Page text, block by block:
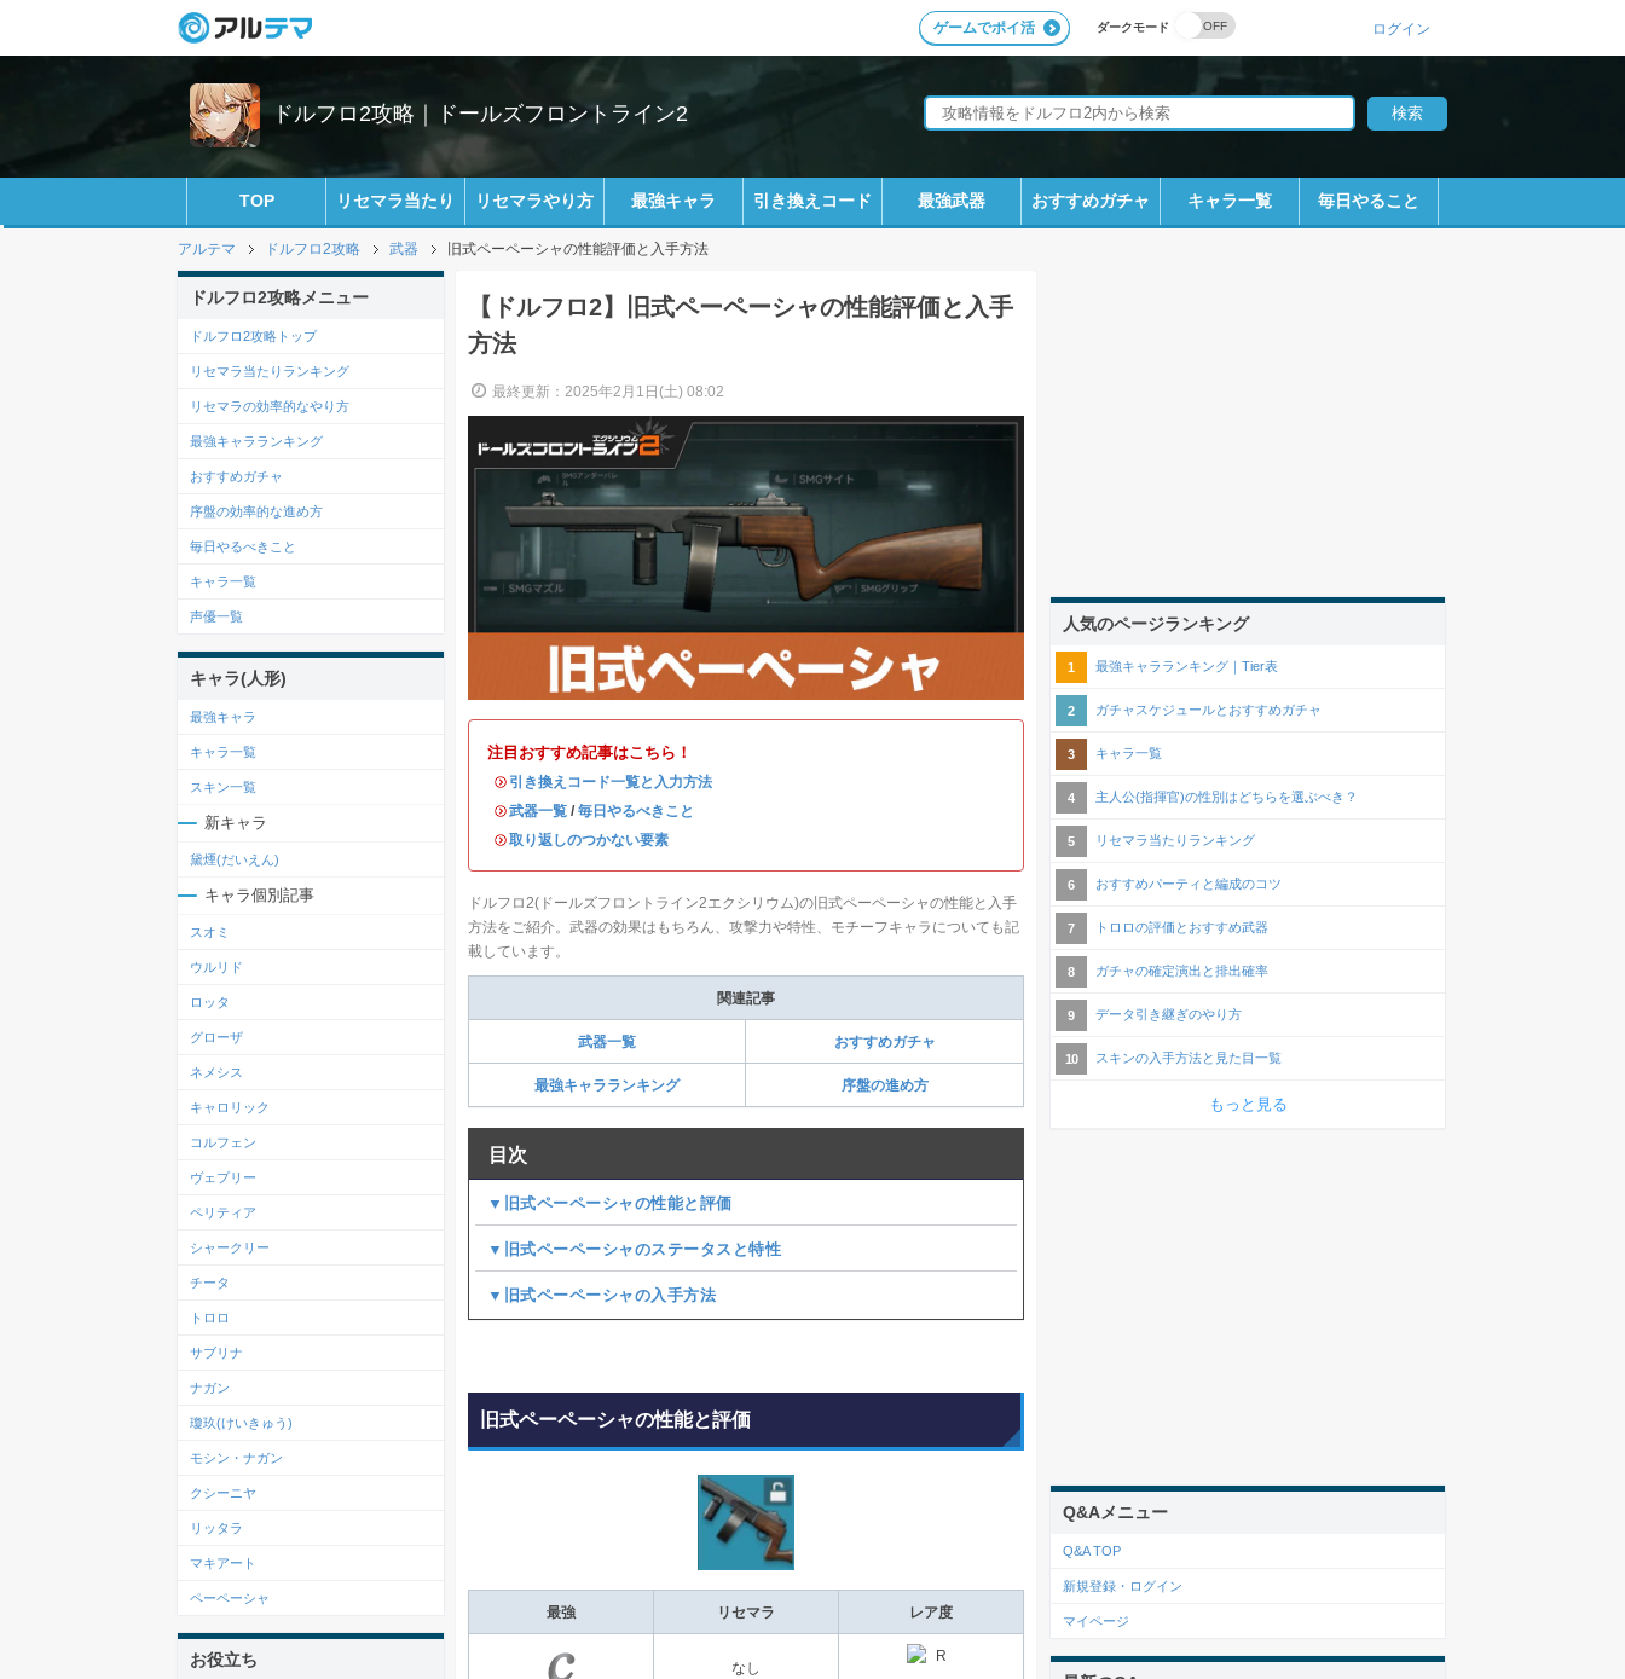
ダークモード
ゲームでポイ活 ログイン
ドルフロ2攻略｜ドールズフロントライン2
TOP リセマラ当たり リセマラやり方 最強キャラ 引き換えコード 最強武器 おすすめガチャ キャラ一覧 毎日やること
アルテマ ドルフロ2攻略 武器 旧式ペーペーシャの性能評価と入手方法
【ドルフロ2】旧式ペーペーシャの性能評価と入手
方法
最終更新：2025年2月1日(土) 08:02
注目おすすめ記事はこちら！
・ 引き換えコード一覧と入力方法
・武器一覧 / 毎日やるべきこと
・取り返しのつかない要素
ドルフロ2(ドールズフロントライン2エクシリウム)の旧式ペーペーシャの性能と入手
方法をご紹介。武器の効果はもちろん、攻撃力や特性、モチーフキャラについても記
載しています。
関連記事
武器一覧 おすすめガチャ
最強キャラランキング 序盤の進め方
目次
▼旧式ペーペーシャの性能と評価
▼旧式ペーペーシャのステータスと特性
▼旧式ペーペーシャの入手方法
旧式ペーペーシャの性能と評価
最強 リセマラ レア度
なし
ドルフロ2攻略メニュー
ドルフロ2攻略トップ
リセマラ当たりランキング
リセマラの効率的なやり方
最強キャラランキング
おすすめガチャ
序盤の効率的な進め方
毎日やるべきこと
キャラ一覧
声優一覧
キャラ(人形)
最強キャラ
キャラ一覧
スキン一覧
新キャラ
黛煙(だいえん)
キャラ個別記事
スオミ
ウルリド
ロッタ
グローザ
ネメシス
キャロリック
コルフェン
ヴェプリー
ペリティア
シャークリー
チータ
トロロ
サブリナ
ナガン
瓊玖(けいきゅう)
モシン・ナガン
クシーニヤ
リッタラ
マキアート
ペーペーシャ
お役立ち
人気のページランキング
最強キャラランキング｜Tier表
ガチャスケジュールとおすすめガチャ
キャラ一覧
主人公(指揮官)の性別はどちらを選ぶべき？
リセマラ当たりランキング
おすすめパーティと編成のコツ
トロロの評価とおすすめ武器
ガチャの確定演出と排出確率
データ引き継ぎのやり方
スキンの入手方法と見た目一覧
もっと見る
Q&Aメニュー
Q&A TOP
新規登録・ログイン
マイページ